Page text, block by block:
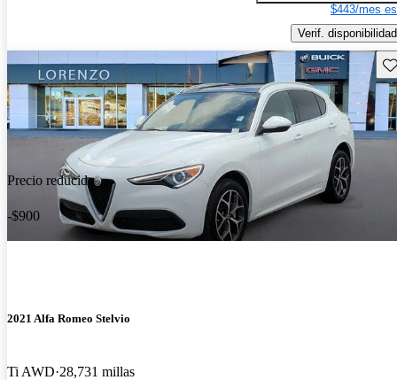
$443/mes
Verif. disponibilidad
Precio reducido
-$900
2021 Alfa Romeo Stelvio
Ti AWD 28,731 millas